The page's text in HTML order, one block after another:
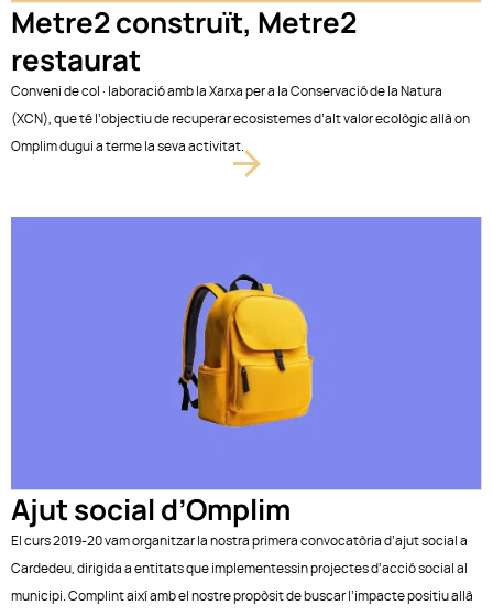
Metre2 construït, Metre2
restaurat
Conveni de col·laboració amb la Xarxa per a la Conservació de la Natura
(XCN), que té l’objectiu de recuperar ecosistemes d’alt valor ecològic allà on
Omplim dugui a terme la seva activitat.
Ajut social d’Omplim
El curs 2019-20 vam organitzar la nostra primera convocatòria d’ajut social a
Cardedeu, dirigida a entitats que implementessin projectes d’acció social al
municipi. Complint així amb el nostre propòsit de buscar l’impacte positiu allà